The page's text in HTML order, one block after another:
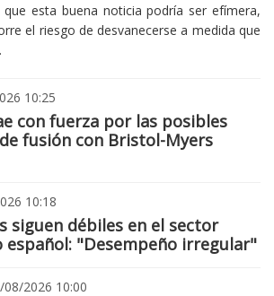
que esta buena noticia podría ser efímera,
el riesgo de desvanecerse a medida que
10:25
con fuerza por las posibles
fusión con Bristol-Myers
10:18
siguen débiles en el sector
"Desempeño irregular"
08/2026 10:00